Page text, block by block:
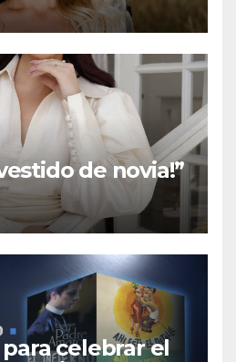
Octubre
de novia!”
celebrar el